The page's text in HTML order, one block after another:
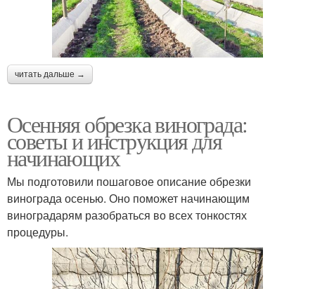
читать дальше →
Осенняя обрезка винограда:
советы и инструкция для
начинающих
Мы подготовили пошаговое описание обрезки
винограда осенью. Оно поможет начинающим
виноградарям разобраться во всех тонкостях
процедуры.